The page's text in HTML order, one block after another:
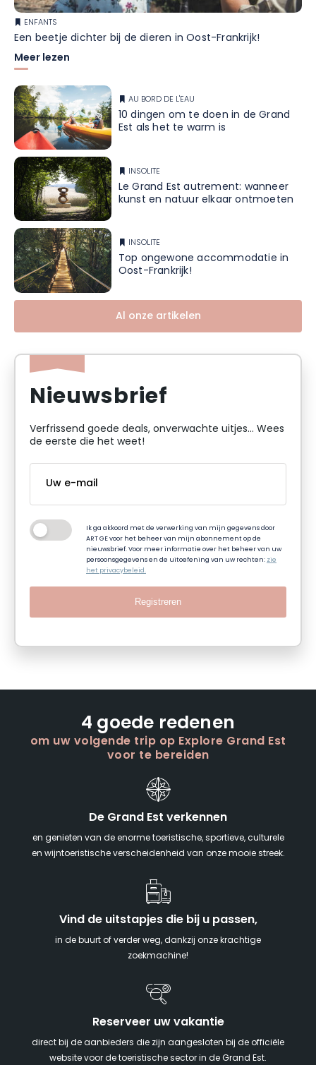
ENFANTS
Een beetje dichter bij de dieren in Oost-Frankrijk!
Meer lezen
AU BORD DE L'EAU
10 dingen om te doen in de Grand
Est als het te warm is
INSOLITE
Le Grand Est autrement: wanneer
kunst en natuur elkaar ontmoeten
INSOLITE
Top ongewone accommodatie in
Oost-Frankrijk!
Al onze artikelen
Nieuwsbrief
Verfrissend goede deals, onverwachte uitjes... Wees
de eerste die het weet!
Ik ga akkoord met de verwerking van mijn gegevens door
ART GE voor het beheer van mijn abonnement op de
nieuwsbrief. Voor meer informatie over het beheer van uw
persoonsgegevens en de uitoefening van uw rechten: zie
het privacybeleid.
Registreren
4 goede redenen
om uw volgende trip op Explore Grand Est
voor te bereiden
De Grand Est verkennen
en genieten van de enorme toeristische, sportieve, culturele
en wijntoeristische verscheidenheid van onze mooie streek.
Vind de uitstapjes die bij u passen,
in de buurt of verder weg, dankzij onze krachtige
zoekmachine!
Reserveer uw vakantie
direct bij de aanbieders die zijn aangesloten bij de officiële
website voor de toeristische sector in de Grand Est.